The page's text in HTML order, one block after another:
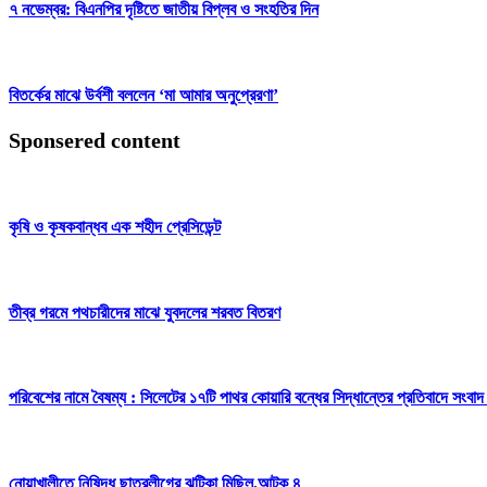
৭ নভেম্বর: বিএনপির দৃষ্টিতে জাতীয় বিপ্লব ও সংহতির দিন
বিতর্কের মাঝে উর্বশী বললেন ‘মা আমার অনুপ্রেরণা’
Sponsered content
কৃষি ও কৃষকবান্ধব এক শহীদ প্রেসিডেন্ট
তীব্র গরমে পথচারীদের মাঝে যুবদলের শরবত বিতরণ
পরিবেশের নামে বৈষম্য : সিলেটের ১৭টি পাথর কোয়ারি বন্ধের সিদ্ধান্তের প্রতিবাদে
নোয়াখালীতে নিষিদ্ধ ছাত্রলীগের ঝটিকা মিছিল,আটক ৪